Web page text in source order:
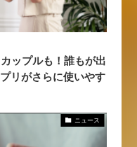
ップルも！誰もが出
リがさらに使いやす
ニュース